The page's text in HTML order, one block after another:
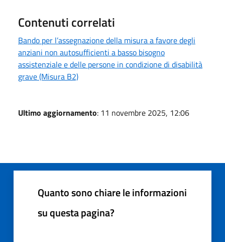
Contenuti correlati
Bando per l’assegnazione della misura a favore degli
anziani non autosufficienti a basso bisogno
assistenziale e delle persone in condizione di disabilità
grave (Misura B2)
Ultimo aggiornamento: 11 novembre 2025, 12:06
Quanto sono chiare le informazioni
su questa pagina?